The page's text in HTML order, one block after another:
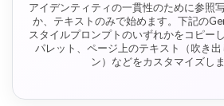
アイデンティティの一貫性のために参照
か、テキストのみで始めます。下記の
スタイルプロンプトのいずれかをコピー
パレット、ページ上のテキスト（吹き出
ン）などをカスタマイズしま